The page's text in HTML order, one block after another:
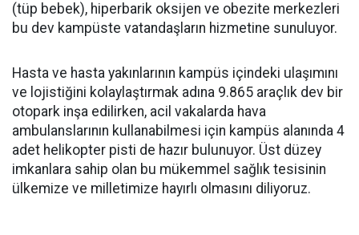
(tüp bebek), hiperbarik oksijen ve obezite merkezleri
bu dev kampüste vatandaşların hizmetine sunuluyor.
Hasta ve hasta yakınlarının kampüs içindeki ulaşımını
ve lojistiğini kolaylaştırmak adına 9.865 araçlık dev bir
otopark inşa edilirken, acil vakalarda hava
ambulanslarının kullanabilmesi için kampüs alanında 4
adet helikopter pisti de hazır bulunuyor. Üst düzey
imkanlara sahip olan bu mükemmel sağlık tesisinin
ülkemize ve milletimize hayırlı olmasını diliyoruz.